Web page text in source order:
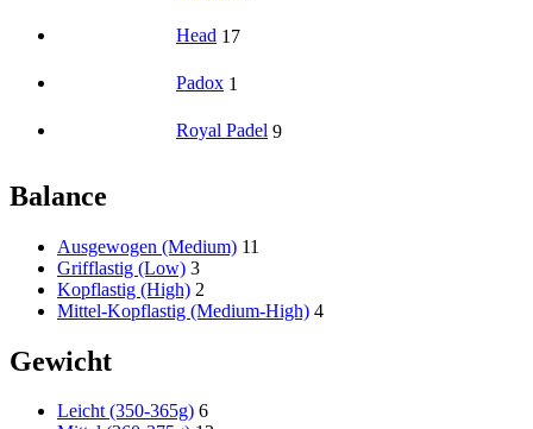
Head 17
Padox 1
Royal Padel 9
Balance
Ausgewogen (Medium) 11
Grifflastig (Low) 3
Kopflastig (High) 2
Mittel-Kopflastig (Medium-High) 4
Gewicht
Leicht (350-365g) 6